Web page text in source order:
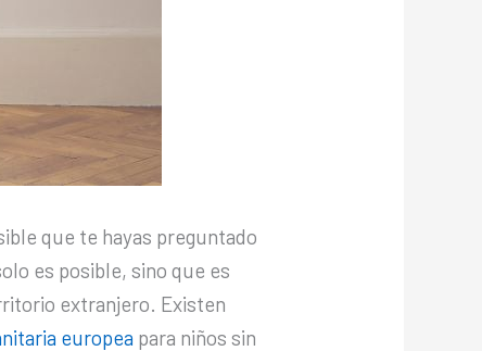
que te hayas preguntado
es posible, sino que es
extranjero. Existen
europea para niños sin